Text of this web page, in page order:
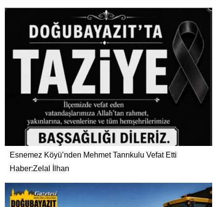
Esnemez Köyü’nden Mehmet Tanrıkulu Vefat Etti
Haber:Zelal İlhan